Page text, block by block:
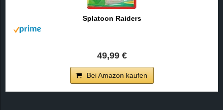
Splatoon Raiders
49,99 €
Bei Amazon kaufen